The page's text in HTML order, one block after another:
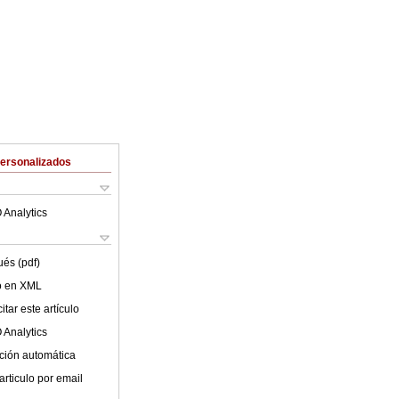
Analytics
(pdf)
en XML
este artículo
Analytics
automática
por email